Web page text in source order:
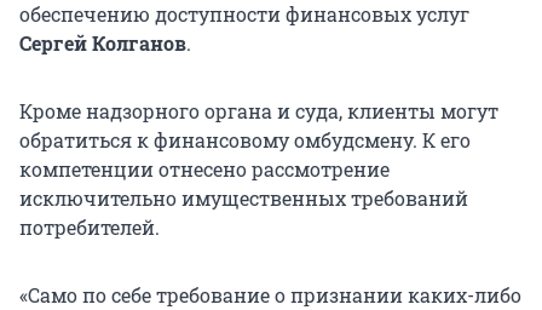
обеспечению доступности финансовых услуг
Сергей Колганов.
Кроме надзорного органа и суда, клиенты могут
обратиться к финансовому омбудсмену. К его
компетенции отнесено рассмотрение
исключительно имущественных требований
потребителей.
«Само по себе требование о признании каких-либо